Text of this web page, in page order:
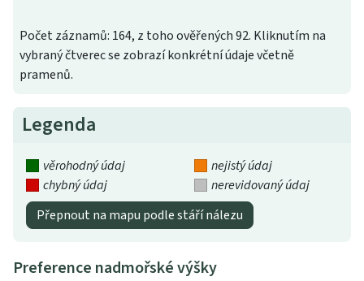
Počet záznamů: 164, z toho ověřených 92. Kliknutím na
vybraný čtverec se zobrazí konkrétní údaje včetně
pramenů.
Legenda
věrohodný údaj
nejistý údaj
chybný údaj
nerevidovaný údaj
Přepnout na mapu podle stáří nálezu
Preference nadmořské výšky